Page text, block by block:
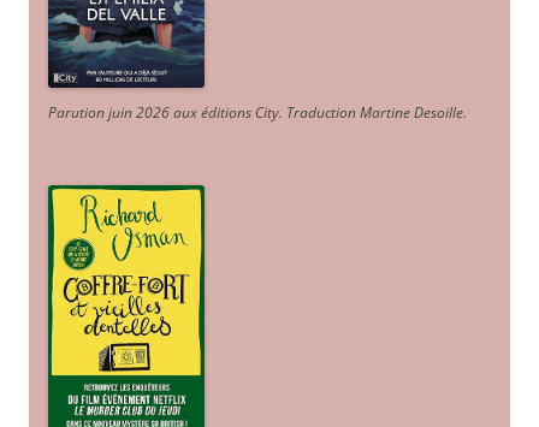
Parution juin 2026 aux éditions City. Traduction Martine Desoille.